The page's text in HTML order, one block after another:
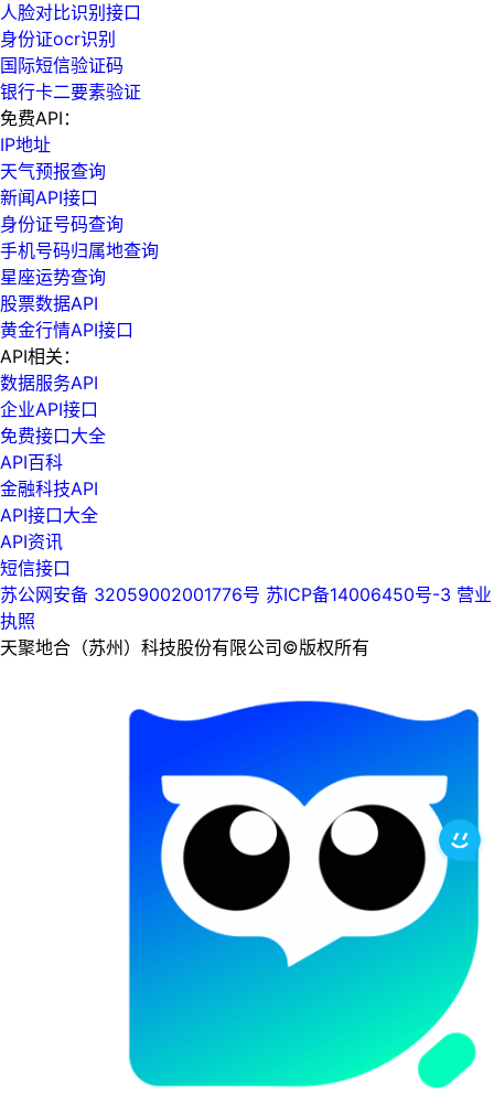
人脸对比识别接口
身份证ocr识别
国际短信验证码
银行卡二要素验证
免费API：
IP地址
天气预报查询
新闻API接口
身份证号码查询
手机号码归属地查询
星座运势查询
股票数据API
黄金行情API接口
API相关：
数据服务API
企业API接口
免费接口大全
API百科
金融科技API
API接口大全
API资讯
短信接口
苏公网安备 32059002001776号 苏ICP备14006450号-3 营业
执照
天聚地合（苏州）科技股份有限公司©版权所有